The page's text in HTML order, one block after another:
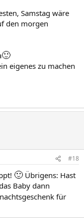
Samstag wäre
den morgen
🙂
eigenes zu machen
#18
🙂 Übrigens: Hast
Baby dann
für